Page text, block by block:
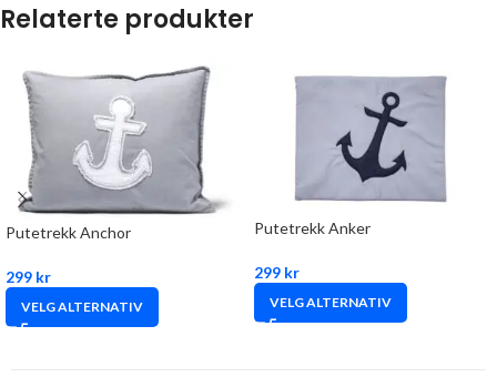
Relaterte produkter
Putetrekk Anchor
299 kr
VELG ALTERNATIV
Putetrekk Anker
299 kr
VELG ALTERNATIV